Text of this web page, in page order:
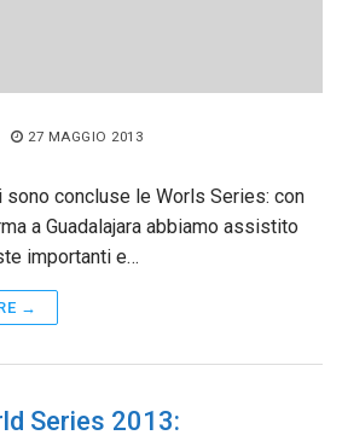
27 MAGGIO 2013
sono concluse le Worls Series: con
a Guadalajara abbiamo assistito
importanti e…
→
Series 2013: